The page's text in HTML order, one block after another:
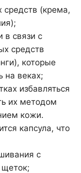
средств (крема,
в связи с
средств
которые
на веках;
избавляться
их методом
кожи.
капсула, что
с